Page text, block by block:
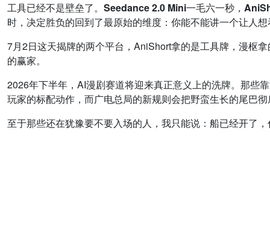
工具已经不是壁垒了。Seedance 2.0 Mini一毛六一秒，
时，决定胜负的回到了最原始的维度：你能不能讲一个让人
7月2日这天揭牌的两个平台，AniShort拿的是工具牌，漫枢
的赢家。
2026年下半年，AI漫剧赛道将迎来真正意义上的洗牌。那些
玩家的标配动作，而广电总局的新规则会把野蛮生长的尾巴
至于那些还在犹豫要不要入场的人，我只能说：船已经开了